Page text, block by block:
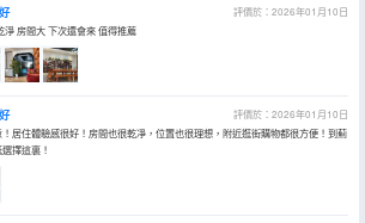
評價於：2026年01月10日
淨 房間大 下次還會來 值得推薦
評價於：2026年01月10日
！居住體驗感很好！房間也很乾凈，位置也很理想，附近逛街購物都很方便！到薊
擇這裏！